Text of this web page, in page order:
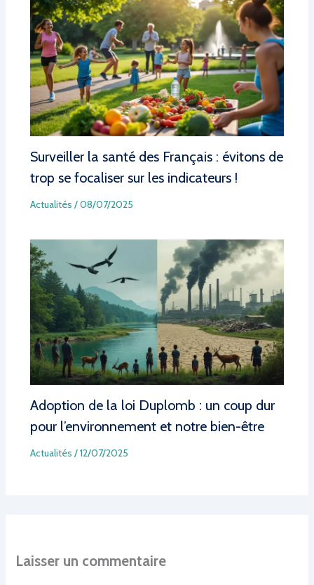
Surveiller la santé des Français : évitons de
trop se focaliser sur les indicateurs !
Actualités /08/07/2025
Adoption de la loi Duplomb : un coup dur
pour l’environnement et notre bien-être
Actualités /12/07/2025
Laisser un commentaire